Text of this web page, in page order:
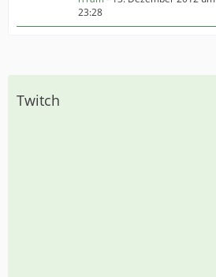
23:28
Twitch